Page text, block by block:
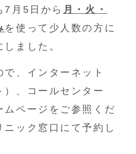
7月5日から 月・火・
を使って少人数の方に
ました。
、インターネット
）、コールセンター
ムページをご参照くだ
ニック窓口にて予約し